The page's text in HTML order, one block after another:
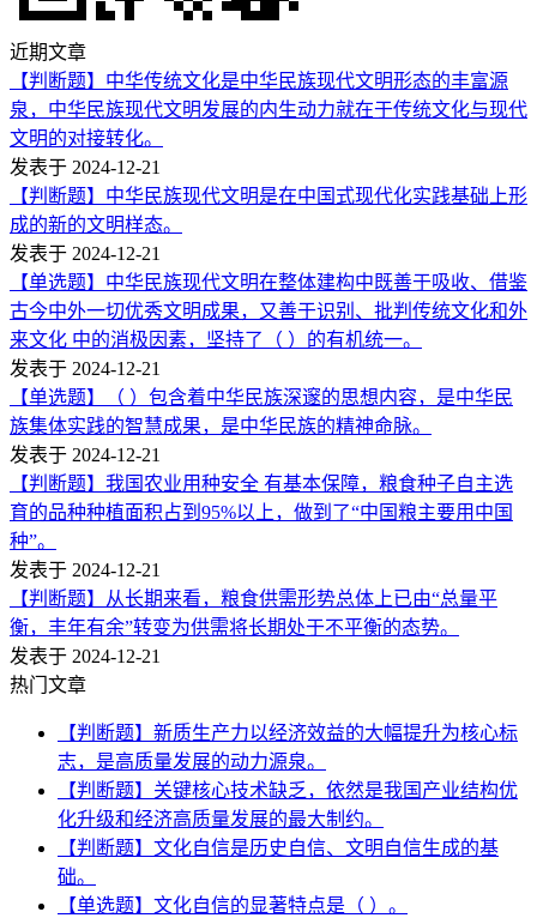
近期文章
【判断题】中华传统文化是中华民族现代文明形态的丰富源
泉，中华民族现代文明发展的内生动力就在于传统文化与现代
文明的对接转化。
发表于 2024-12-21
【判断题】中华民族现代文明是在中国式现代化实践基础上形
成的新的文明样态。
发表于 2024-12-21
【单选题】中华民族现代文明在整体建构中既善于吸收、借鉴
古今中外一切优秀文明成果，又善于识别、批判传统文化和外
来文化 中的消极因素，坚持了（ ）的有机统一。
发表于 2024-12-21
【单选题】（ ）包含着中华民族深邃的思想内容，是中华民
族集体实践的智慧成果，是中华民族的精神命脉。
发表于 2024-12-21
【判断题】我国农业用种安全 有基本保障，粮食种子自主选
育的品种种植面积占到95%以上，做到了“中国粮主要用中国
种”。
发表于 2024-12-21
【判断题】从长期来看，粮食供需形势总体上已由“总量平
衡，丰年有余”转变为供需将长期处于不平衡的态势。
发表于 2024-12-21
热门文章
【判断题】新质生产力以经济效益的大幅提升为核心标
志，是高质量发展的动力源泉。
【判断题】关键核心技术缺乏，依然是我国产业结构优
化升级和经济高质量发展的最大制约。
【判断题】文化自信是历史自信、文明自信生成的基
础。
【单选题】文化自信的显著特点是（ ）。